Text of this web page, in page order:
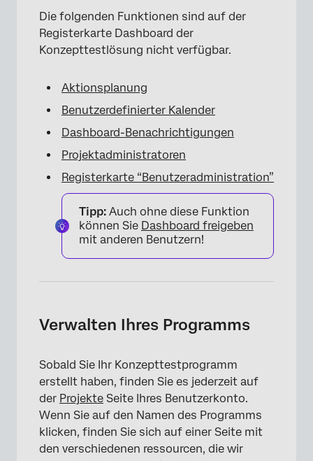
Die folgenden Funktionen sind auf der
Registerkarte Dashboard der
Konzepttestlösung nicht verfügbar.
Aktionsplanung
Benutzerdefinierter Kalender
Dashboard-Benachrichtigungen
Projektadministratoren
Registerkarte “Benutzeradministration”
Tipp: Auch ohne diese Funktion
können Sie Dashboard freigeben
mit anderen Benutzern!
Verwalten Ihres Programms
Sobald Sie Ihr Konzepttestprogramm
erstellt haben, finden Sie es jederzeit auf
der Projekte Seite Ihres Benutzerkonto.
Wenn Sie auf den Namen des Programms
klicken, finden Sie sich auf einer Seite mit
den verschiedenen ressourcen, die wir